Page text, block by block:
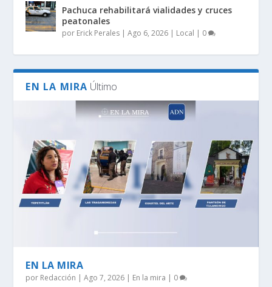
Pachuca rehabilitará vialidades y cruces
peatonales
por Erick Perales |Ago 6, 2026 | Local | 0
EN LA MIRA Último
EN LA MIRA
por Redacción |Ago 7, 2026 | En la mira | 0